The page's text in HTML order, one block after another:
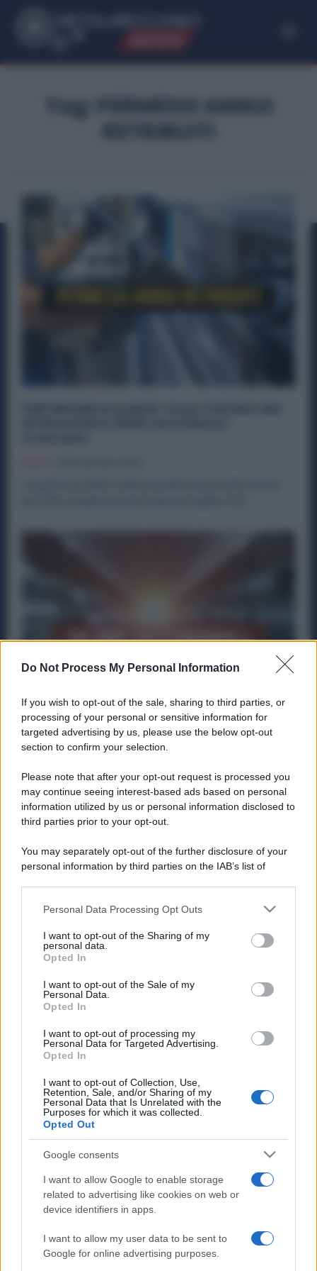
Do Not Process My Personal Information
If you wish to opt-out of the sale, sharing to third parties, or
processing of your personal or sensitive information for
targeted advertising by us, please use the below opt-out
section to confirm your selection.
Please note that after your opt-out request is processed you
may continue seeing interest-based ads based on personal
information utilized by us or personal information disclosed to
third parties prior to your opt-out.
You may separately opt-out of the further disclosure of your
personal information by third parties on the IAB’s list of
This information may also be disclosed by us to third parties
disclose it to other third parties.
Please note that this website/app uses one or more Google
services and may gather and store information including but
not limited to your visit or usage behaviour. You may click to
grant or deny consent to Google and its third-party tags to
consent section.
Personal Data Processing Opt Outs
I want to opt-out of the Sharing of my
personal data.
Opted In
I want to opt-out of the Sale of my
Personal Data.
Opted In
I want to opt-out of processing my
Personal Data for Targeted Advertising.
Opted In
I want to opt-out of Collection, Use,
Retention, Sale, and/or Sharing of my
Personal Data that Is Unrelated with the
Purposes for which it was collected.
Opted Out
Google consents
I want to allow Google to enable storage
related to advertising like cookies on web or
device identifiers in apps.
I want to allow my user data to be sent to
Google for online advertising purposes.
Tag:
PERMESSI ANNUI
“Le 35 ore sono irrinunciabili”: si apre il
Assistal
Economia 8 Ottobre 2025
Nella piattaforma unitaria firmata da Fim, Fiom e Uilm,
un...
METALMECCANICI
ABOUT US CONTACT PRIVACY POLICY
Metalmeccanici News - Il portale di informazione sul mondo
della Metalmeccanica, Installazione di Impianti, Automotive e
Componentistica. Nel sito é presente una sezione specifica
con le Offerte di Lavoro dedicate alle professionalità della
filiera. Metalmeccanici News non è una testata giornalistica, in
quanto viene aggiornato senza alcuna periodicità. Non può
pertanto considerarsi un prodotto editoriale ai sensi della legge
n. 62 del 07.03.2001
Tiburtina, 5 - 00185 Roma
Copyright ©2025 - Tutti i diritti riservati